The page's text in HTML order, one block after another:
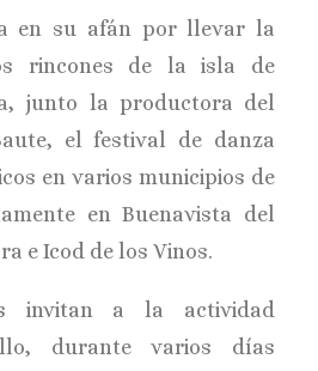
en su afán por llevar la
rincones de la isla de
junto la productora del
el festival de danza
en varios municipios de
en Buenavista del
e Icod de los Vinos.
invitan a la actividad
durante varios días